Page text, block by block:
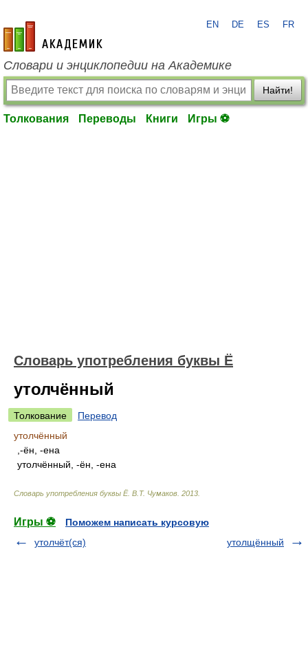
academic.ru
EN DE ES FR
Словари и энциклопедии на Академике
Найти!
Толкования Переводы Книги Игры ⚽
Словарь употребления буквы Ё
утолчённый
Толкование
Перевод
утолчённый
,-ён, -ена
утолчённый, -ён, -ена
Словарь употребления буквы Ё. В.Т. Чумаков 2013
Игры ⚽
Поможем написать курсовую
утолчёт(ся)
утолщённый